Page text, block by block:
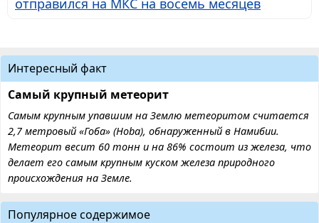
отправился на МКС на восемь месяцев
Интересный факт
Самый крупный метеорит
Самым крупным упавшим на Землю метеоритом считается
2,7 метровый «Гоба» (Hoba), обнаруженный в Намибии.
Метеорит весит 60 тонн и на 86% состоит из железа, что
делает его самым крупным куском железа природного
происхождения на Земле.
Популярное содержимое